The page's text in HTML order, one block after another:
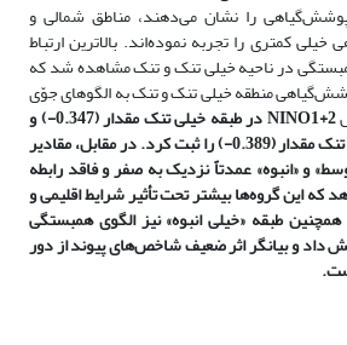
را نشان می‌دهند، مناطق شمالی و
کمتری را تجربه نموده‌اند. بالاترین ارتباط
در ناحیه خیلی تنک و تنک مشاهده شد که
منطقه خیلی تنک و تنک به الگوهای جوّی
NINO1+2 در طبقه خیلی تنک مقدار (0.347-) و
در طبقه تنک مقدار (0.389-) را ثبت کرد. در مقابل، مقادیر
و «انبوه» عمدتاً نزدیک به صفر و فاقد رابطه
که این گروه‌ها بیشتر تحت تأثیر شرایط اقلیمی و
طبقه «خیلی انبوه» نیز الگوی همبستگی
داد و بیانگر اثر ضعیف شاخص‌های پیوند از دور